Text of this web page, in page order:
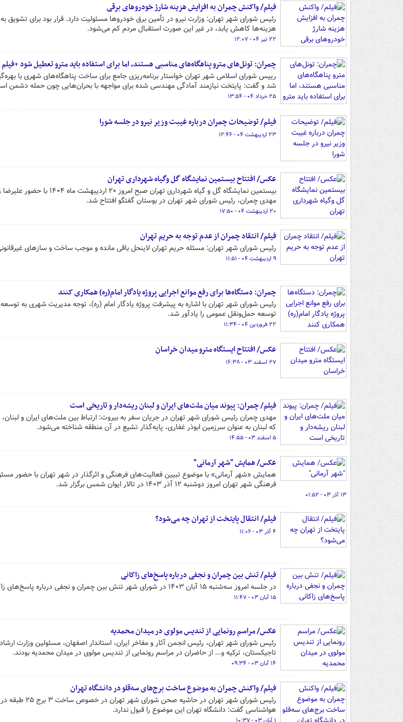
فیلم/ واکنش چمران به افزایش هزینه شارژ خودروهای برقی
رئیس شورای شهر تهران: وزارت نیرو در تأمین برق خودروها مسئولیت دارد. قرار بود برای تشویق
هزینه‌ها کاهش یابد، در غیر این صورت استقبال مردم کم می‌شود.
۲۲ تیر ۰۴ - ۱۲:۰۷
چمران: تونل‌های مترو پناهگاه‌های مناسبی هستند، اما برای استفاده باید مترو تعطیل شود +فیلم
رییس شورای اسلامی شهر تهران خواستار برنامه‌ریزی جامع برای ساخت پناهگاه‌های شهری با
شد و گفت: پایتخت نیازمند آمادگی مهندسی‌ شده برای مواجهه با بحران‌هایی چون حمله دشمن
۲۵ خرداد ۰۴ - ۱۳:۵۴
فیلم/ توضیحات چمران درباره غیبت وزیر نیرو در جلسه شورا
۲۳ اردیبهشت ۰۴ - ۱۲:۴۶
عکس/ افتتاح بیستمین نمایشگاه گل وگیاه شهرداری تهران
بیستمین نمایشگاه گل و گیاه شهرداری تهران
مهدی چمران، رئیس شورای شهر تهران در بوستان گفتگو افتتاح شد.
۲۰ اردیبهشت ۰۴ - ۱۷:۵۰
فیلم/ انتقاد چمران از عدم توجه به حریم تهران
رئیس شورای شهر تهران: مسئله حریم تهران لاینحل باقی مانده و موجب ساخت و سازهای
۹ اردیبهشت ۰۴ - ۱۱:۵۱
چمران: دستگاه‌ها برای رفع موانع اجرایی پروژه یادگار امام(ره) همکاری کنند
رئیس شورای شهر تهران با اشاره به پیشرفت پروژه یادگار امام (ره)، توجه مدیریت شهری به
توسعه حمل‌ونقل عمومی را یادآور شد.
۲۲ فروردین ۰۴ - ۱۱:۳۴
عکس/ افتتاح ایستگاه مترو میدان خراسان
۲۷ اسفند ۰۳ - ۱۶:۳۸
فیلم/ چمران: پیوند میان ملت‌های ایران و لبنان ریشه‌دار و تاریخی است
مهدی چمران رئیس شورای شهر تهران در جریان سفر به بیروت: ارتباط بین ملت‌های ایران و
که لبنان به عنوان سرزمین ابوذر غفاری، پایه‌گذار تشیع در آن منطقه شناخته می‌شود.
۵ اسفند ۰۳ - ۱۴:۵۵
عکس/ همایش "شهر آرمانی"
همایش «شهر آرمانی» با موضوع تبیین فعالیت‌های فرهنگی و اثرگذار در شهر تهران با حضور
فرهنگی شهر تهران امروز دوشنبه ۱۲ آذر ۱۴۰۳ در تالار ایوان شمس برگزار شد.
۱۳ آذر ۰۳ - ۰۱:۵۲
فیلم/ انتقال پایتخت از تهران چه می‌شود؟
۴ آذر ۰۳ - ۱۱:۰۶
فیلم/ تنش بین چمران و نجفی درباره پاسخ‌های زاکانی
در جلسه امروز سه‌شنبه ۱۵ آبان ۱۴۰۳ در شورای شهر تنش بین چمران و نجفی درباره پاسخ‌های زاکانی رخ داد.
۱۵ آبان ۰۳ - ۱۱:۴۷
عکس/ مراسم رونمایی از تندیس مولوی در میدان محمدیه
رئیس شورای شهر تهران، رئیس انجمن آثار و مفاخر ایران، استاندار اصفهان، مسئولین وزارت
تاجیکستان، ترکیه و... از حاضران در مراسم رونمایی از تندیس مولوی در میدان محمدیه بودند.
۱۴ آبان ۰۳ - ۰۹:۳۴
فیلم/ واکنش چمران به موضوع ساخت برج‌های سه‌قلو در دانشگاه تهران
رئیس شورای شهر تهران در
هواشناسی گفت: دانشگاه تهران این موضوع را قبول ندارد.